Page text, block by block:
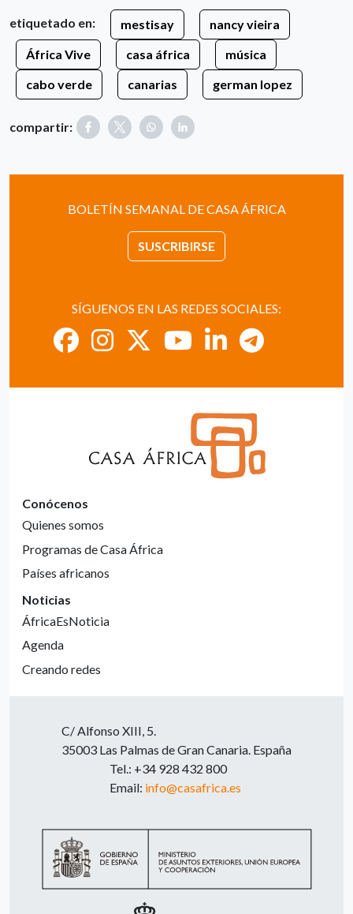
etiquetado en: mestisay
nancy vieira
África Vive
casa áfrica
música
cabo verde
canarias german lopez
compartir:
BOLETÍN SEMANAL DE CASA ÁFRICA
SUSCRIBIRSE
SÍGUENOS EN LAS REDES SOCIALES:
Conócenos
Quienes somos
Programas de Casa África
Países africanos
Noticias
ÁfricaEsNoticia
Agenda
Creando redes
C/ Alfonso XIII, 5.
35003 Las Palmas de Gran Canaria. España
Tel.: +34 928 432 800
Email: info@casafrica.es